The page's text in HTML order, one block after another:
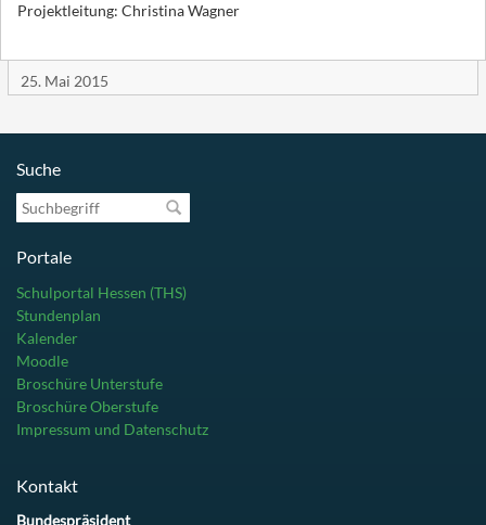
Projektleitung: Christina Wagner
25. Mai 2015
Suche
Suchbegriff
Portale
Schulportal Hessen (THS)
Stundenplan
Kalender
Moodle
Broschüre Unterstufe
Broschüre Oberstufe
Impressum und Datenschutz
Kontakt
Bundespräsident